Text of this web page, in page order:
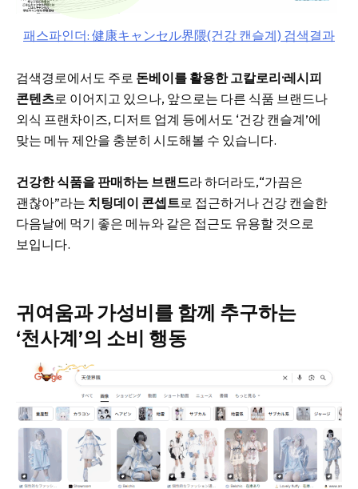
패스파인더: 健康キャンセル界隈(건강 캔슬계) 검색결과
검색경로에서도 주로 돈베이를 활용한 고칼로리·레시피
콘텐츠로 이어지고 있으나, 앞으로는 다른 식품 브랜드나
외식 프랜차이즈, 디저트 업계 등에서도 ‘건강 캔슬계’에
맞는 메뉴 제안을 충분히 시도해볼 수 있습니다.
건강한 식품을 판매하는 브랜드라 하더라도,“가끔은
괜찮아”라는 치팅데이 콘셉트로 접근하거나 건강 캔슬한
다음날에 먹기 좋은 메뉴와 같은 접근도 유용할 것으로
보입니다.
귀여움과 가성비를 함께 추구하는
‘천사계’의 소비 행동